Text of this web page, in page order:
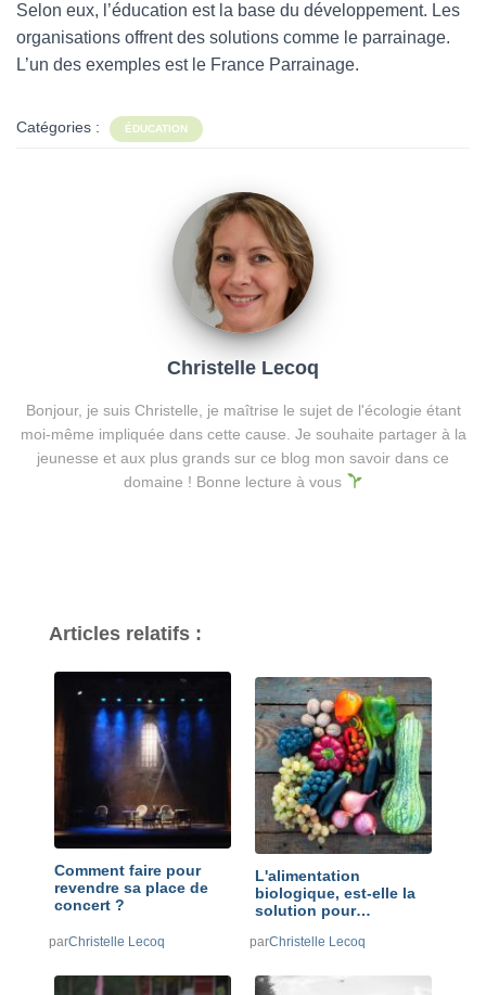
Selon eux, l’éducation est la base du développement. Les
organisations offrent des solutions comme le parrainage.
L’un des exemples est le France Parrainage.
Catégories : ÉDUCATION
Christelle Lecoq
Bonjour, je suis Christelle, je maîtrise le sujet de l'écologie étant
moi-même impliquée dans cette cause. Je souhaite partager à la
jeunesse et aux plus grands sur ce blog mon savoir dans ce
domaine ! Bonne lecture à vous
Articles relatifs :
Comment faire pour
revendre sa place de
concert ?
parChristelle Lecoq
L'alimentation
biologique, est-elle la
solution pour…
parChristelle Lecoq